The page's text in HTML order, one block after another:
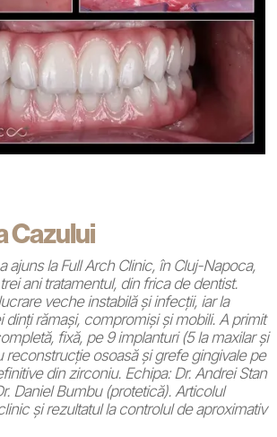
Cazului
ajuns la Full Arch Clinic, în Cluj-Napoca,
ani tratamentul, din frica de dentist.
veche instabilă și infecții, iar la
dinți rămași, compromiși și mobili. A primit
fixă, pe 9 implanturi (5 la maxilar și
reconstrucție osoasă și grefe gingivale pe
din zirconiu. Echipa: Dr. Andrei Stan
Daniel Bumbu (protetică). Articolul
și rezultatul la controlul de aproximativ